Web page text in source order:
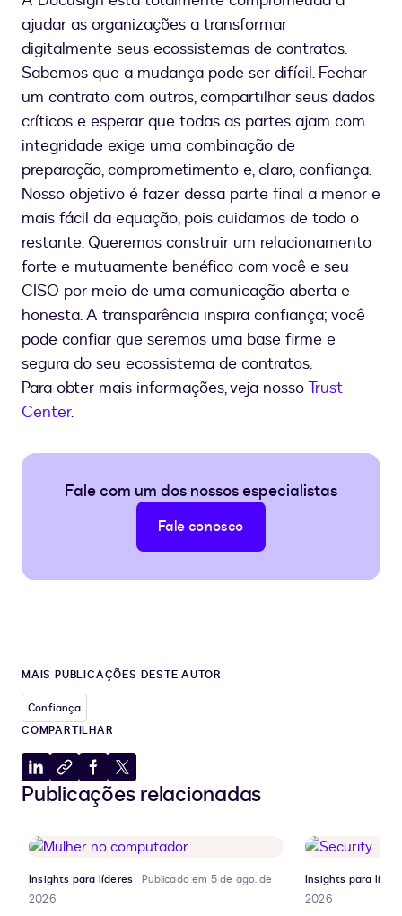
ajudar as organizações a transformar
digitalmente seus ecossistemas de contratos.
Sabemos que a mudança pode ser difícil. Fechar
um contrato com outros, compartilhar seus dados
críticos e esperar que todas as partes ajam com
integridade exige uma combinação de
preparação, comprometimento e, claro, confiança.
Nosso objetivo é fazer dessa parte final a menor e
mais fácil da equação, pois cuidamos de todo o
restante. Queremos construir um relacionamento
forte e mutuamente benéfico com você e seu
CISO por meio de uma comunicação aberta e
honesta. A transparência inspira confiança; você
pode confiar que seremos uma base firme e
segura do seu ecossistema de contratos.
Para obter mais informações, veja nossoTrust
Center.
Fale com um dos nossos especialistas
Fale conosco
MAIS PUBLICAÇÕES DESTE AUTOR
Confiança
COMPARTILHAR
Compartilhar
no
Copiar
para
de
transferência
Compartilhar
no
Compartilhar
no
Publicações relacionadas
Insights para líderes
Publicado em 5 de ago. de
2026
Insights para
2026